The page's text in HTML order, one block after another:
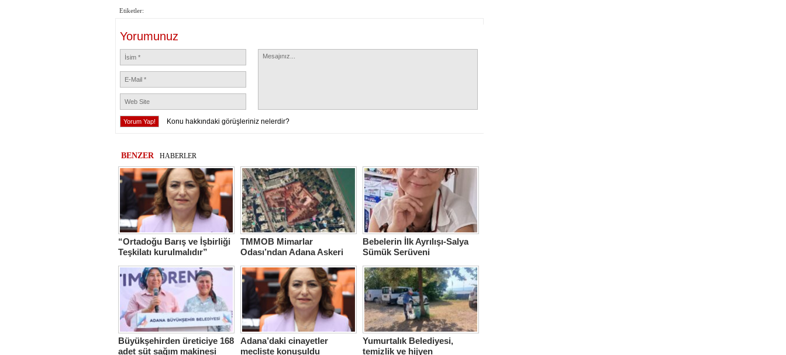
Etiketler:
Yorumunuz
Konu hakkındaki görüşleriniz nelerdir?
BENZER HABERLER
“Ortadoğu Barış ve İşbirliği
Teşkilatı kurulmalıdır”
TMMOB Mimarlar
Odası’ndan Adana Askeri
Bebelerin İlk Ayrılışı-Salya
Sümük Serüveni
Büyükşehirden üreticiye 168
adet süt sağım makinesi
Adana’daki cinayetler
mecliste konuşuldu
Yumurtalık Belediyesi,
temizlik ve hijyen